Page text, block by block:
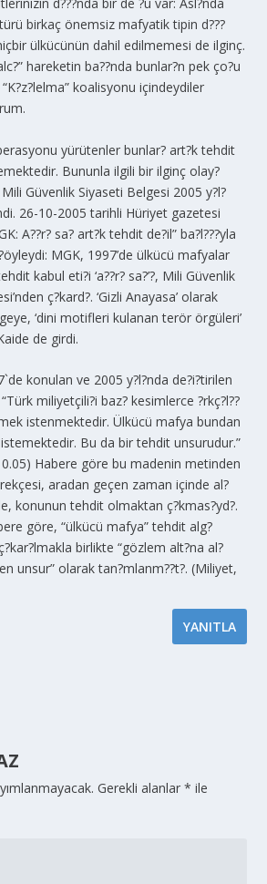
birkaç önemsiz mafyatik tipin d???
ülkücünün dahil edilmemesi de ilginç.
hareketin ba??nda bunlar?n pek ço?u
koalisyonu içindeydiler
yürütenler bunlar? art?k tehdit
Bununla ilgili bir ilginç olay?
Güvenlik Siyaseti Belgesi 2005 y?l?
26-10-2005 tarihli Hüriyet gazetesi
A??r? sa? art?k tehdit de?il” ba?l???yla
MGK, 1997’de ülkücü mafyalar
kabul eti?i ‘a??r? sa?’?, Mili Güvenlik
ç?kard?. ‘Gizli Anayasa’ olarak
‘dini motifleri kulanan terör örgüleri’
de girdi.
konulan ve 2005 y?l?nda de?i?tirilen
miliyetçili?i baz? kesimlerce ?rkç?l??
istenmektedir. Ülkücü mafya bundan
Bu da bir tehdit unsurudur.”
Habere göre bu madenin metinden
aradan geçen zaman içinde al?
konunun tehdit olmaktan ç?kmas?yd?.
göre, “ülkücü mafya” tehdit alg?
birlikte “gözlem alt?na al?
unsur” olarak tan?mlanm??t?. (Miliyet,
YANITLA
Gerekli alanlar* ile